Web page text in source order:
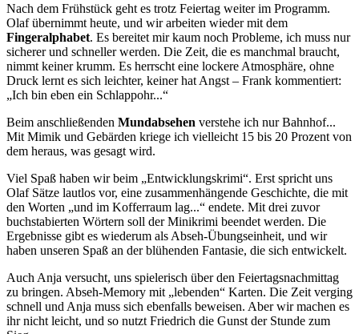
Nach dem Frühstück geht es trotz Feiertag weiter im Programm.
Olaf übernimmt heute, und wir arbeiten wieder mit dem
Fingeralphabet. Es bereitet mir kaum noch Probleme, ich muss nur
sicherer und schneller werden. Die Zeit, die es manchmal braucht,
nimmt keiner krumm. Es herrscht eine lockere Atmosphäre, ohne
Druck lernt es sich leichter, keiner hat Angst – Frank kommentiert:
„Ich bin eben ein Schlappohr...“
Beim anschließenden Mundabsehen verstehe ich nur Bahnhof...
Mit Mimik und Gebärden kriege ich vielleicht 15 bis 20 Prozent von
dem heraus, was gesagt wird.
Viel Spaß haben wir beim „Entwicklungskrimi“. Erst spricht uns
Olaf Sätze lautlos vor, eine zusammenhängende Geschichte, die mit
den Worten „und im Kofferraum lag...“ endete. Mit drei zuvor
buchstabierten Wörtern soll der Minikrimi beendet werden. Die
Ergebnisse gibt es wiederum als Abseh-Übungseinheit, und wir
haben unseren Spaß an der blühenden Fantasie, die sich entwickelt.
Auch Anja versucht, uns spielerisch über den Feiertagsnachmittag
zu bringen. Abseh-Memory mit „lebenden“ Karten. Die Zeit verging
schnell und Anja muss sich ebenfalls beweisen. Aber wir machen es
ihr nicht leicht, und so nutzt Friedrich die Gunst der Stunde zum